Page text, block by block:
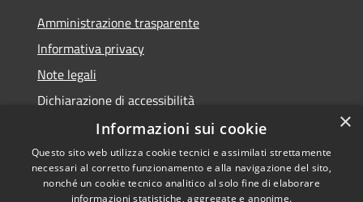
Amministrazione trasparente
Informativa privacy
Note legali
Dichiarazione di accessibilità
Copyright © 2026 • Comune di
×
Informazioni sui cookie
Questo sito web utilizza cookie tecnici e assimilati strettamente
necessari al corretto funzionamento e alla navigazione del sito,
nonché un cookie tecnico analitico al solo fine di elaborare
informazioni statistiche, aggregate e anonime.